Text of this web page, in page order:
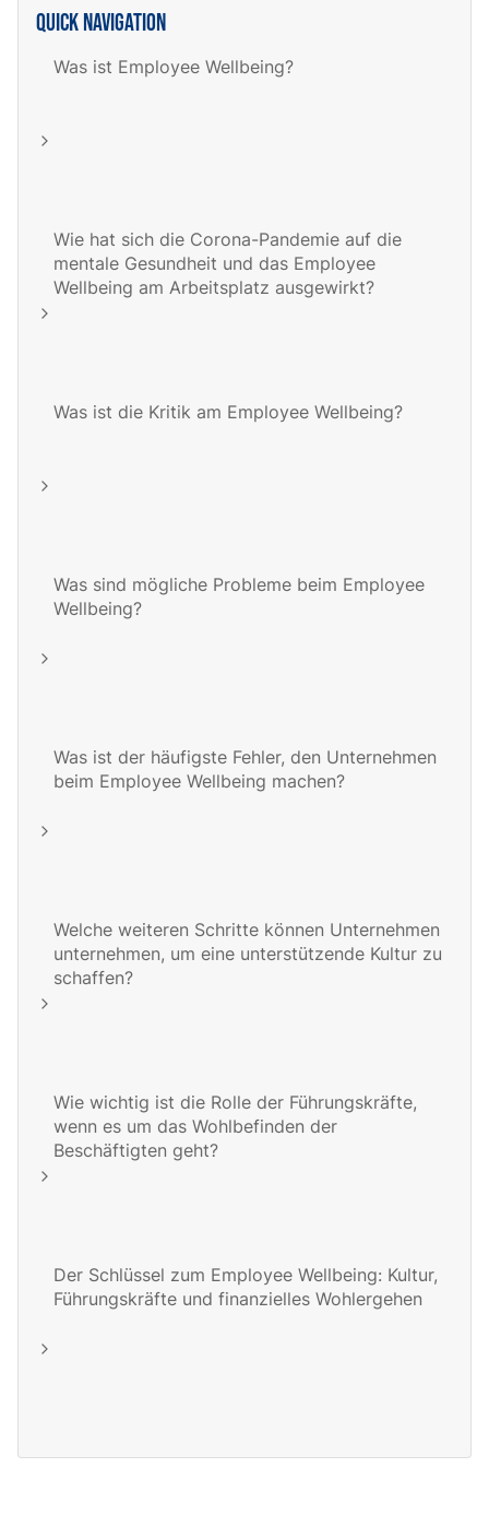
Quick navigation
Was ist Employee Wellbeing?
Wie hat sich die Corona-Pandemie auf die
mentale Gesundheit und das Employee
Wellbeing am Arbeitsplatz ausgewirkt?
Was ist die Kritik am Employee Wellbeing?
Was sind mögliche Probleme beim Employee
Wellbeing?
Was ist der häufigste Fehler, den Unternehmen
beim Employee Wellbeing machen?
Welche weiteren Schritte können Unternehmen
unternehmen, um eine unterstützende Kultur zu
schaffen?
Wie wichtig ist die Rolle der Führungskräfte,
wenn es um das Wohlbefinden der
Beschäftigten geht?
Der Schlüssel zum Employee Wellbeing: Kultur,
Führungskräfte und finanzielles Wohlergehen